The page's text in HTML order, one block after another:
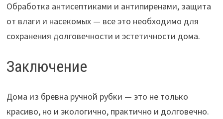
Обработка антисептиками и антипиренами, защита
от влаги и насекомых — все это необходимо для
сохранения долговечности и эстетичности дома.
Заключение
Дома из бревна ручной рубки — это не только
красиво, но и экологично, практично и долговечно.